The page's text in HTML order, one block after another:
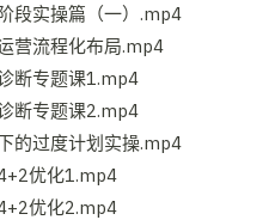
段实操篇（一）.mp4
营流程化布局.mp4
断专题课1.mp4
断专题课2.mp4
的过度计划实操.mp4
优化1.mp4
优化2.mp4